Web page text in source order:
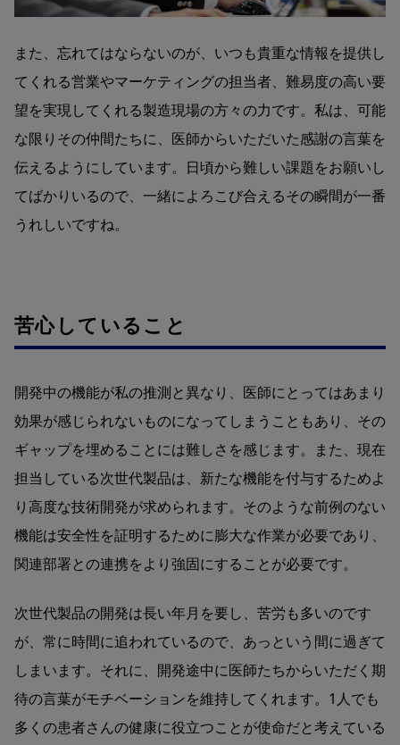
また、忘れてはならないのが、いつも貴重な情報を提供し
てくれる営業やマーケティングの担当者、難易度の高い要
望を実現してくれる製造現場の方々の力です。私は、可能
な限りその仲間たちに、医師からいただいた感謝の言葉を
伝えるようにしています。日頃から難しい課題をお願いし
てばかりいるので、一緒によろこび合えるその瞬間が一番
うれしいですね。
苦心していること
開発中の機能が私の推測と異なり、医師にとってはあまり
効果が感じられないものになってしまうこともあり、その
ギャップを埋めることには難しさを感じます。また、現在
担当している次世代製品は、新たな機能を付与するためよ
り高度な技術開発が求められます。そのような前例のない
機能は安全性を証明するために膨大な作業が必要であり、
関連部署との連携をより強固にすることが必要です。
次世代製品の開発は長い年月を要し、苦労も多いのです
が、常に時間に追われているので、あっという間に過ぎて
しまいます。それに、開発途中に医師たちからいただく期
待の言葉がモチベーションを維持してくれます。1人でも
多くの患者さんの健康に役立つことが使命だと考えている